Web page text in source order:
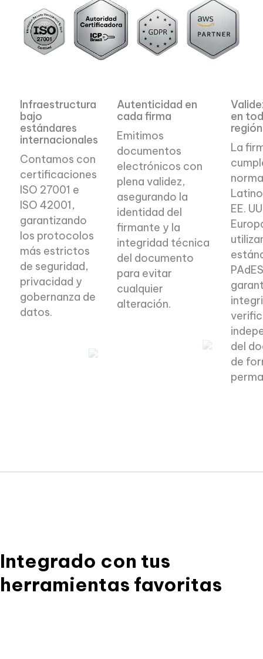
Infraestructura
bajo
estándares
internacionales
Contamos con
certificaciones
ISO 27001 e
ISO 42001,
garantizando
los protocolos
más estrictos
de seguridad,
privacidad y
gobernanza de
datos.
Autenticidad en
cada firma
Emitimos
documentos
electrónicos con
plena validez,
asegurando la
identidad del
firmante y la
integridad técnica
del documento
para evitar
cualquier
alteración.
en
región
La
EE.
del
de
Integrado con tus
herramientas favoritas